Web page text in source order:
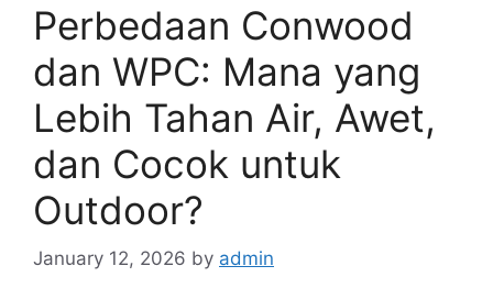
Perbedaan Conwood
dan WPC: Mana yang
Lebih Tahan Air, Awet,
dan Cocok untuk
Outdoor?
January 12, 2026 by admin